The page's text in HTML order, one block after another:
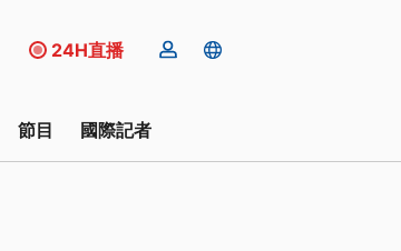
24H直播
節目 國際記者